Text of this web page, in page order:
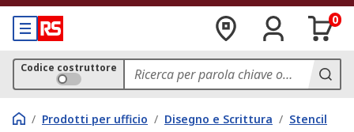
0
Codice costruttore
/ Prodotti per ufficio / Disegno e Scrittura / Stencil